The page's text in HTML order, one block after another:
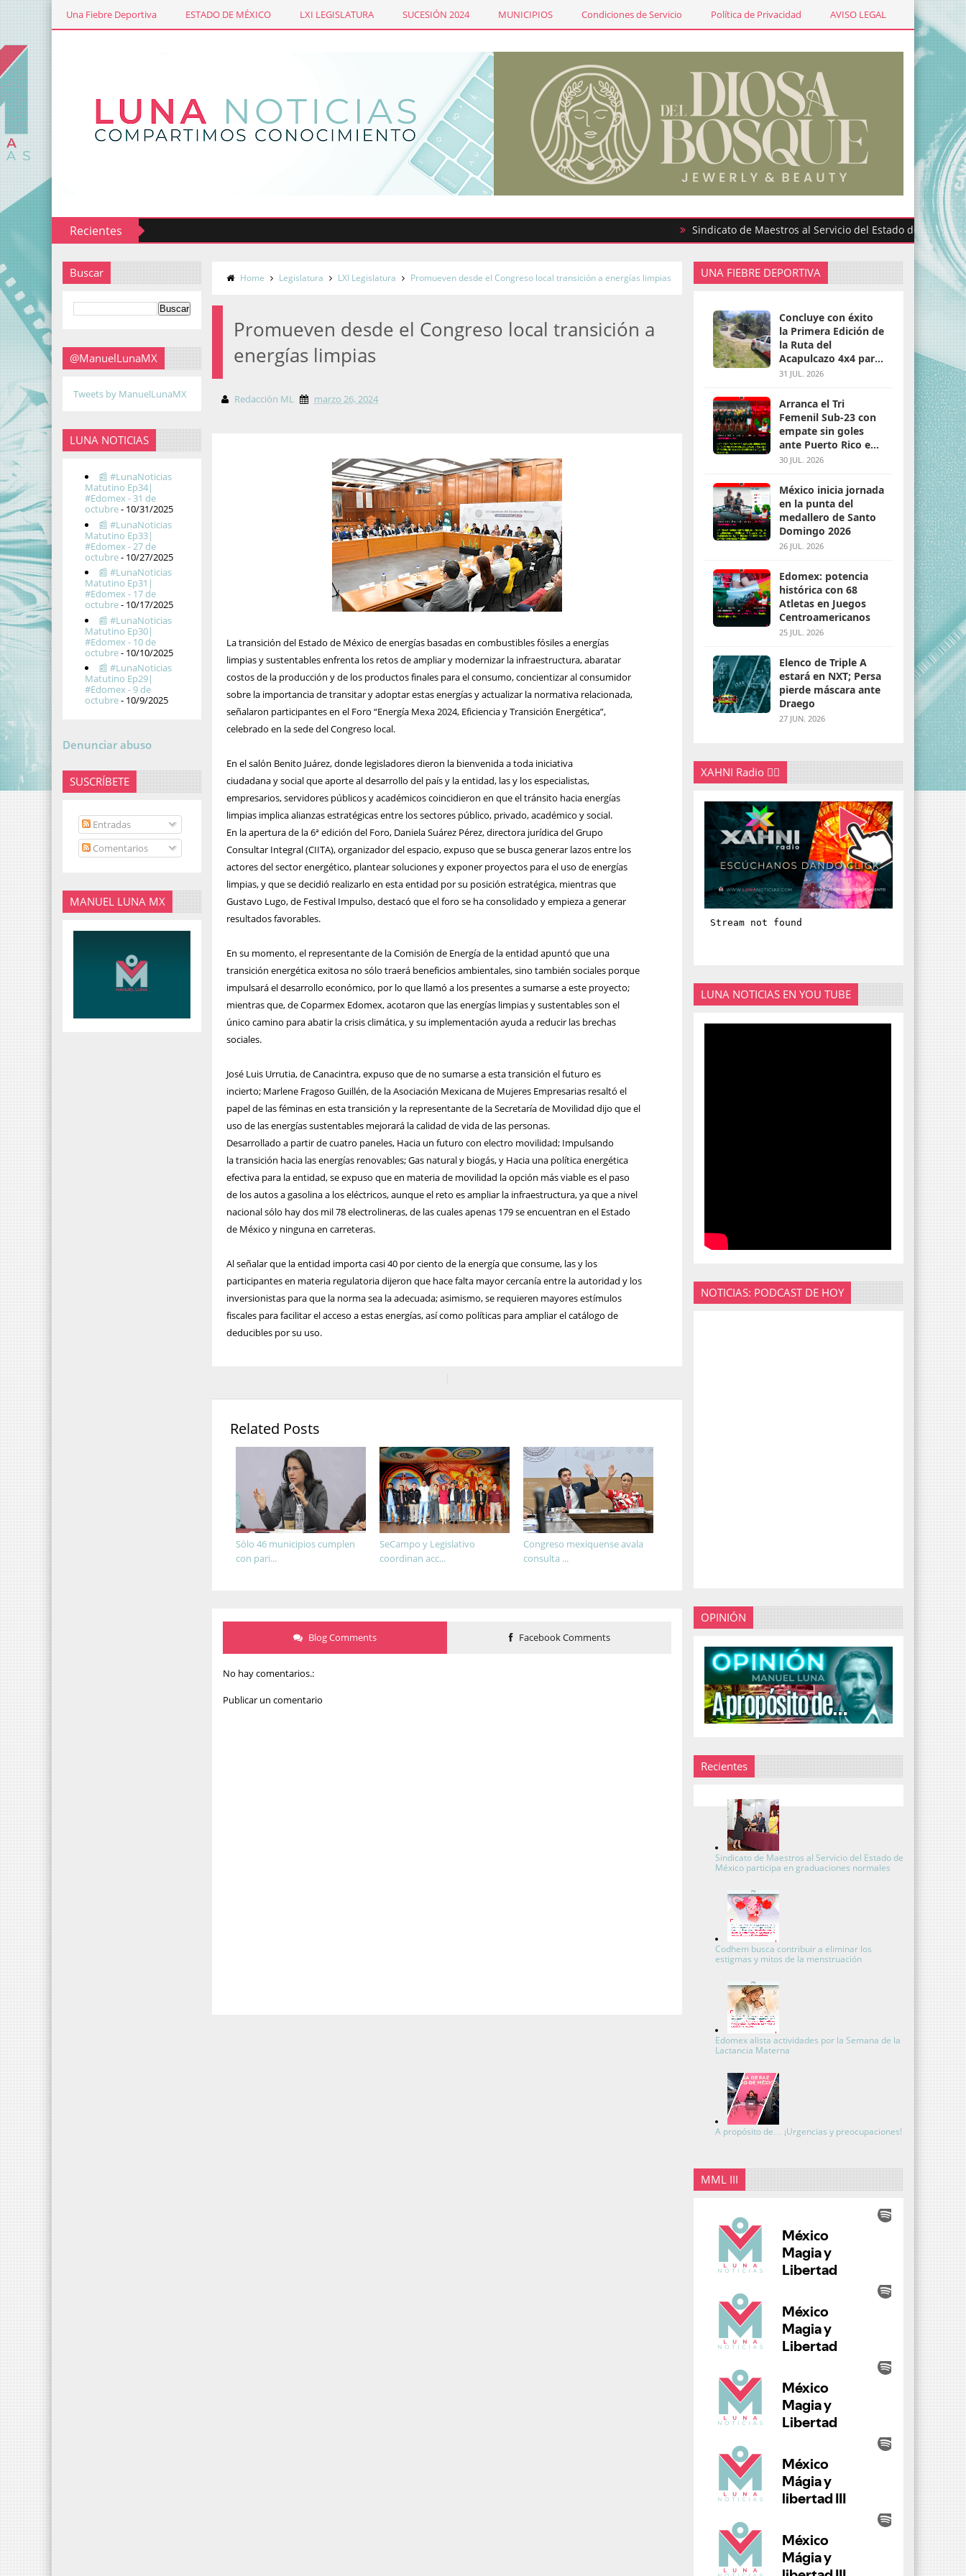
Una Fiebre Deportiva ESTADO DE MÉXICO LXI LEGISLATURA SUCESIÓN 2024 MUNICIPIOS Condiciones de Servicio Política de Privacidad AVISO LEGAL
Recientes Sindicato de Maestros al Servicio del Estado de México
Buscar
@ManuelLunaMX
Tweets by ManuelLunaMX
LUNA NOTICIAS
📰 #LunaNoticias
Matutino Ep34|
#Edomex - 31 de
octubre- 10/31/2025
📰 #LunaNoticias
Matutino Ep33|
#Edomex - 27 de
octubre- 10/27/2025
📰 #LunaNoticias
Matutino Ep31|
#Edomex - 17 de
octubre- 10/17/2025
📰 #LunaNoticias
Matutino Ep30|
#Edomex - 10 de
octubre- 10/10/2025
📰 #LunaNoticias
Matutino Ep29|
#Edomex - 9 de
octubre- 10/9/2025
Denunciar abuso
SUSCRÍBETE
Entradas
Comentarios
MANUEL LUNA MX
Home Legislatura LXI Legislatura Promueven desde el Congreso local transición a energías limpias
Promueven desde el Congreso local transición a
energías limpias
Redacción ML marzo 26, 2024
La transición del Estado de México de energías basadas en combustibles fósiles a energías
limpias y sustentables enfrenta los retos de ampliar y modernizar la infraestructura, abaratar
costos de la producción y de los productos finales para el consumo, concientizar al consumidor
sobre la importancia de transitar y adoptar estas energías y actualizar la normativa relacionada,
señalaron participantes en el Foro “Energía Mexa 2024, Eficiencia y Transición Energética”,
celebrado en la sede del Congreso local.
En el salón Benito Juárez, donde legisladores dieron la bienvenida a toda iniciativa
ciudadana y social que aporte al desarrollo del país y la entidad, las y los especialistas,
empresarios, servidores públicos y académicos coincidieron en que el tránsito hacia energías
limpias implica alianzas estratégicas entre los sectores público, privado, académico y social.
En la apertura de la 6ª edición del Foro, Daniela Suárez Pérez, directora jurídica del Grupo
Consultar Integral (CIITA), organizador del espacio, expuso que se busca generar lazos entre los
actores del sector energético, plantear soluciones y exponer proyectos para el uso de energías
limpias, y que se decidió realizarlo en esta entidad por su posición estratégica, mientras que
Gustavo Lugo, de Festival Impulso, destacó que el foro se ha consolidado y empieza a generar
resultados favorables.
En su momento, el representante de la Comisión de Energía de la entidad apuntó que una
transición energética exitosa no sólo traerá beneficios ambientales, sino también sociales porque
impulsará el desarrollo económico, por lo que llamó a los presentes a sumarse a este proyecto;
mientras que, de Coparmex Edomex, acotaron que las energías limpias y sustentables son el
único camino para abatir la crisis climática, y su implementación ayuda a reducir las brechas
sociales.
José Luis Urrutia, de Canacintra, expuso que de no sumarse a esta transición el futuro es
incierto; Marlene Fragoso Guillén, de la Asociación Mexicana de Mujeres Empresarias resaltó el
papel de las féminas en esta transición y la representante de la Secretaría de Movilidad dijo que el
uso de las energías sustentables mejorará la calidad de vida de las personas.
Desarrollado a partir de cuatro paneles, Hacia un futuro con electro movilidad; Impulsando
la transición hacia las energías renovables; Gas natural y biogás, y Hacia una política energética
efectiva para la entidad, se expuso que en materia de movilidad la opción más viable es el paso
de los autos a gasolina a los eléctricos, aunque el reto es ampliar la infraestructura, ya que a nivel
nacional sólo hay dos mil 78 electrolineras, de las cuales apenas 179 se encuentran en el Estado
de México y ninguna en carreteras.
Al señalar que la entidad importa casi 40 por ciento de la energía que consume, las y los
participantes en materia regulatoria dijeron que hace falta mayor cercanía entre la autoridad y los
inversionistas para que la norma sea la adecuada; asimismo, se requieren mayores estímulos
fiscales para facilitar el acceso a estas energías, así como políticas para ampliar el catálogo de
deducibles por su uso.
Related Posts
Congreso mexiquense avala
consulta ...
SeCampo y Legislativo
coordinan acc...
Sólo 46 municipios cumplen
con pari...
Blog Comments Facebook Comments
No hay comentarios.:
Publicar un comentario
UNA FIEBRE DEPORTIVA
Concluye con éxito
la Primera Edición de
la Ruta del
Acapulcazo 4x4 para
parejas
31 JUL. 2026
Arranca el Tri
Femenil Sub-23 con
empate sin goles
ante Puerto Rico en
Santo Domingo 2026
30 JUL. 2026
México inicia jornada
en la punta del
medallero de Santo
Domingo 2026
26 JUL. 2026
Edomex: potencia
histórica con 68
Atletas en Juegos
Centroamericanos
25 JUL. 2026
Elenco de Triple A
estará en NXT; Persa
pierde máscara ante
Draego
27 JUN. 2026
XAHNI Radio 👇🏽
LUNA NOTICIAS EN YOU TUBE
NOTICIAS: PODCAST DE HOY
OPINIÓN
Recientes
Sindicato de Maestros al Servicio del Estado de
México participa en graduaciones normales
Codhem busca contribuir a eliminar los
estigmas y mitos de la menstruación
Edomex alista actividades por la Semana de la
Lactancia Materna
A propósito de… ¡Urgencias y preocupaciones!
MML III